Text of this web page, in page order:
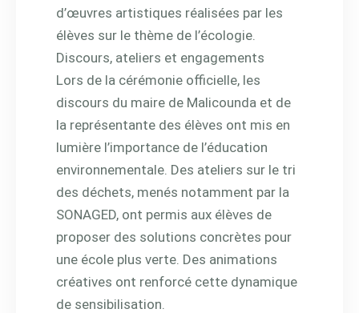
d’œuvres artistiques réalisées par les
élèves sur le thème de l’écologie.
Discours, ateliers et engagements
Lors de la cérémonie officielle, les
discours du maire de Malicounda et de
la représentante des élèves ont mis en
lumière l’importance de l’éducation
environnementale. Des ateliers sur le tri
des déchets, menés notamment par la
SONAGED, ont permis aux élèves de
proposer des solutions concrètes pour
une école plus verte. Des animations
créatives ont renforcé cette dynamique
de sensibilisation.